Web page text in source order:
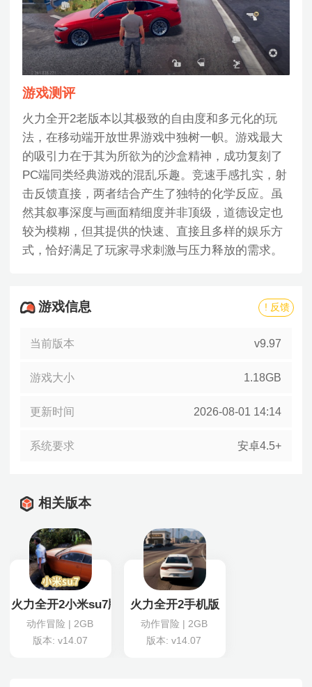
游戏测评
火力全开2老版本以其极致的自由度和多元化的玩
法，在移动端开放世界游戏中独树一帜。游戏最大
的吸引力在于其为所欲为的沙盒精神，成功复刻了
PC端同类经典游戏的混乱乐趣。竞速手感扎实，射
击反馈直接，两者结合产生了独特的化学反应。虽
然其叙事深度与画面精细度并非顶级，道德设定也
较为模糊，但其提供的快速、直接且多样的娱乐方
式，恰好满足了玩家寻求刺激与压力释放的需求。
游戏信息 ! 反馈
当前版本 v9.97
游戏大小 1.18GB
更新时间 2026-08-01 14:14
系统要求 安卓4.5+
相关版本
火力全开2小米su7版
动作冒险 | 2GB
版本: v14.07
火力全开2手机版
动作冒险 | 2GB
版本: v14.07